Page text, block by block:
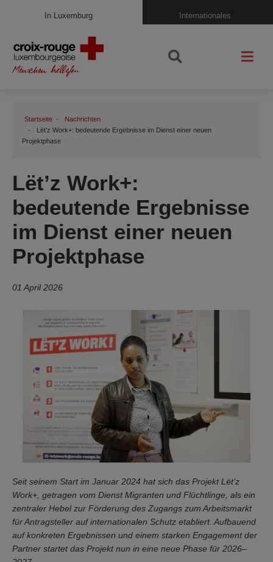
In Luxemburg Internationales
Startseite
Nachrichten
Lët’z Work+: bedeutende Ergebnisse im Dienst einer neuen
Projektphase
Lët’z Work+:
bedeutende Ergebnisse
im Dienst einer neuen
Projektphase
01 April 2026
Seit seinem Start im Januar 2024 hat sich das Projekt Lët’z
Work+, getragen vom Dienst Migranten und Flüchtlinge, als ein
zentraler Hebel zur Förderung des Zugangs zum Arbeitsmarkt
für Antragsteller auf internationalen Schutz etabliert. Aufbauend
auf konkreten Ergebnissen und einem starken Engagement der
Partner startet das Projekt nun in eine neue Phase für 2026–